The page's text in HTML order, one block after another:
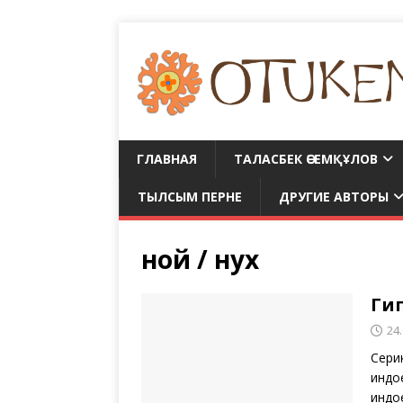
ГЛАВНАЯ ТАЛАСБЕК ӘСЕМҚҰЛОВ
ТЫЛСЫМ ПЕРНЕ ДРУГИЕ АВТОРЫ
ной / нух